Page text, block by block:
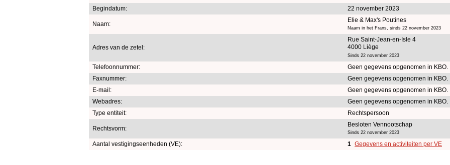
Begindatum: 22 november 2023
Naam:
Elie & Max's Poutines
Naam in het Frans, sinds 22 november 2023
Adres van de zetel:
Rue Saint-Jean-en-Isle 4
4000 Liège
Sinds 22 november 2023
Telefoonnummer:
Geen gegevens opgenomen in KBO.
Faxnummer:
Geen gegevens opgenomen in KBO.
E-mail:
Geen gegevens opgenomen in KBO.
Webadres:
Geen gegevens opgenomen in KBO.
Type entiteit:
Rechtspersoon
Rechtsvorm:
Besloten Vennootschap
Sinds 22 november 2023
Aantal vestigingseenheden (VE): 1 Gegevens en activiteiten per VE